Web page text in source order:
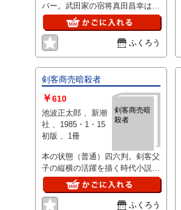
バー。武田家の宿将真田昌幸はそ
の武勇と謀略と実力を戦乱の世に
知られたが・・
ふくろう
剣客商売暗殺者
剣客商売暗
殺者
￥610
池波正太郎 、新潮
社 、1985・1・15
初版 、1冊
本の状態（普通）四六判。剣客父
子の縦横の活躍を描く時代小説シ
リーズ
ふくろう